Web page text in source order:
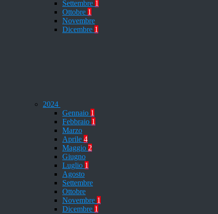
Settembre 1
Ottobre 1
Novembre
Dicembre 1
2024
Gennaio 1
Febbraio 1
Marzo
Aprile 4
Maggio 2
Giugno
Luglio 1
Agosto
Settembre
Ottobre
Novembre 1
Dicembre 1